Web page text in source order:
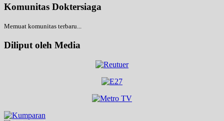
Komunitas Doktersiaga
Memuat komunitas terbaru...
Diliput oleh Media